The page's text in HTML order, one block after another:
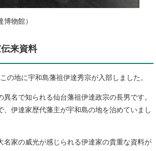
博物館）
来資料
の地に宇和島藩祖伊達秀宗が入部しました。
名で知られる仙台藩祖伊達政宗の長男です。
、伊達家歴代藩主が宇和島の地を治めていまし
名家の威光が感じられる伊達家の貴重な資料が